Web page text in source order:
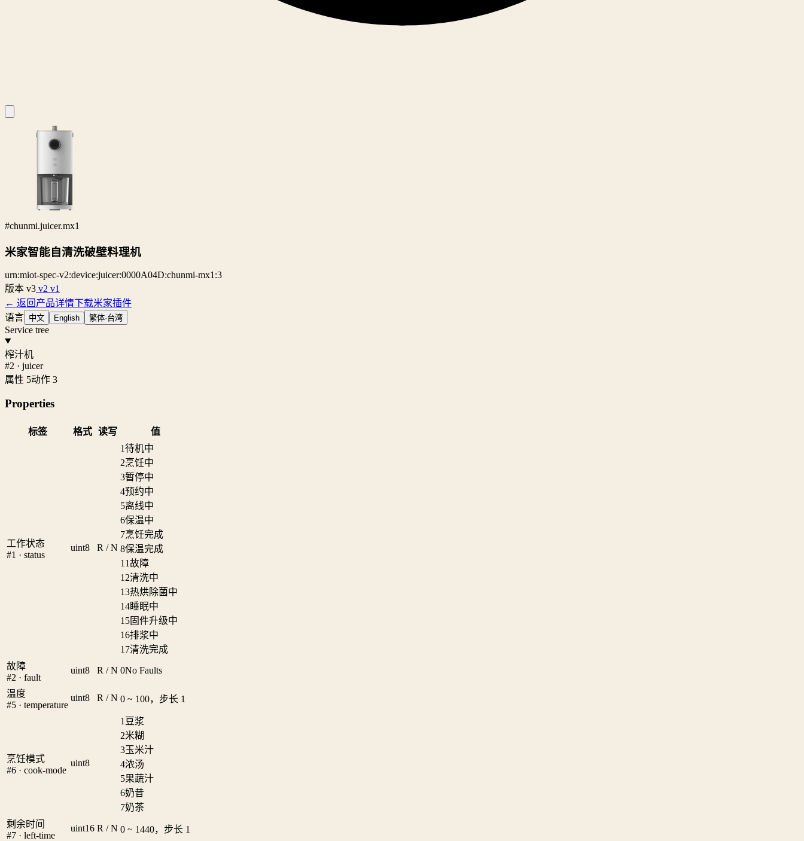
#chunmi.juicer.mx1
米家智能自清洗破壁料理机
urn:miot-spec-v2:device:juicer:0000A04D:chunmi-mx1:3
版本 v3 v2 v1
← 返回产品详情下载米家插件
语言 中文 English 繁体·台湾
Service tree
榨汁机
#2 · juicer
属性 5动作 3
Properties
标签 格式 读写 值
工作状态
#1 · status
uint8 R / N
1待机中
2烹饪中
3暂停中
4预约中
5离线中
6保温中
7烹饪完成
8保温完成
11故障
12清洗中
13热烘除菌中
14睡眠中
15固件升级中
16排浆中
17清洗完成
故障
#2 · fault
uint8 R / N 0No Faults
温度
#5 · temperature
uint8 R / N 0 ~ 100，步长 1
烹饪模式
#6 · cook-mode
uint8
1 豆浆
2米糊
3玉米汁
4浓汤
5果蔬汁
6奶昔
7奶茶
剩余时间
#7 · left-time
uint16 R / N 0 ~ 1440，步长 1